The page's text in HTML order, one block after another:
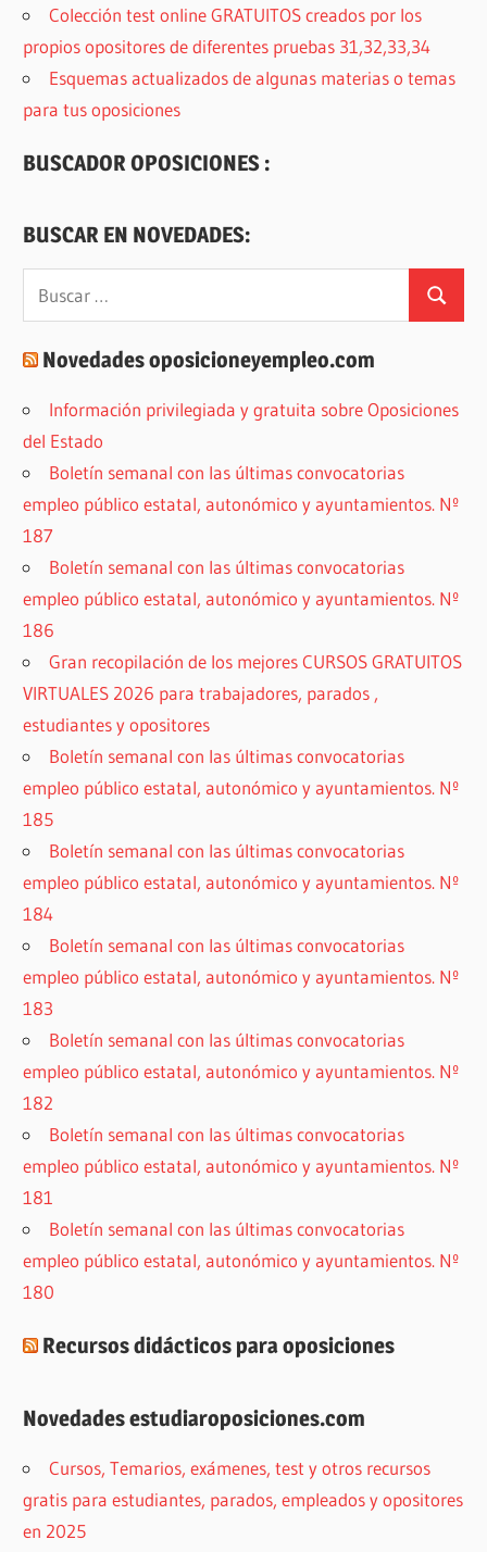
Colección test online GRATUITOS creados por los
propios opositores de diferentes pruebas 31,32,33,34
Esquemas actualizados de algunas materias o temas
para tus oposiciones
BUSCADOR OPOSICIONES :
BUSCAR EN NOVEDADES:
Buscar:
Buscar
Novedades oposicioneyempleo.com
Información privilegiada y gratuita sobre Oposiciones
del Estado
Boletín semanal con las últimas convocatorias
empleo público estatal, autonómico y ayuntamientos. Nº
187
Boletín semanal con las últimas convocatorias
empleo público estatal, autonómico y ayuntamientos. Nº
186
Gran recopilación de los mejores CURSOS GRATUITOS
VIRTUALES 2026 para trabajadores, parados ,
estudiantes y opositores
Boletín semanal con las últimas convocatorias
empleo público estatal, autonómico y ayuntamientos. Nº
185
Boletín semanal con las últimas convocatorias
empleo público estatal, autonómico y ayuntamientos. Nº
184
Boletín semanal con las últimas convocatorias
empleo público estatal, autonómico y ayuntamientos. Nº
183
Boletín semanal con las últimas convocatorias
empleo público estatal, autonómico y ayuntamientos. Nº
182
Boletín semanal con las últimas convocatorias
empleo público estatal, autonómico y ayuntamientos. Nº
181
Boletín semanal con las últimas convocatorias
empleo público estatal, autonómico y ayuntamientos. Nº
180
Recursos didácticos para oposiciones
Novedades estudiaroposiciones.com
Cursos, Temarios, exámenes, test y otros recursos
gratis para estudiantes, parados, empleados y opositores
en 2025